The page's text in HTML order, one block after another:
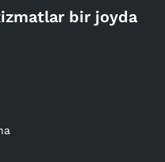
bir joyda